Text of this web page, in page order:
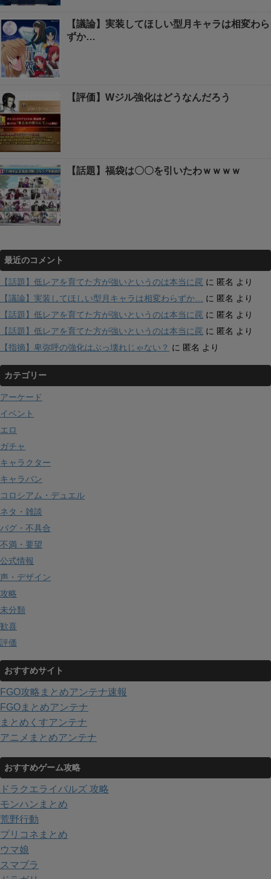
【議論】実装してほしい型月キャラは相変わら
ずか…
【評価】Wジル強化はどうなんだろう
【話題】福袋は〇〇を引いたわｗｗｗｗ
最近のコメント
【話題】低レアを育てた方が強いというのは本当に罠 に 匿名 より
【議論】実装してほしい型月キャラは相変わらずか…
に 匿名 より
【話題】低レアを育てた方が強いというのは本当に罠 に 匿名 より
【話題】低レアを育てた方が強いというのは本当に罠 に 匿名 より
【指摘】卑弥呼の強化はぶっ壊れじゃない？ に 匿名 より
カテゴリー
アーケード
イベント
エロ
ガチャ
キャラクター
キャラバン
コロシアム・デュエル
ネタ・雑談
バグ・不具合
不満・要望
公式情報
声・デザイン
攻略
未分類
歓喜
評価
おすすめサイト
FGO攻略まとめアンテナ速報
FGOまとめアンテナ
まとめくすアンテナ
アニメまとめアンテナ
おすすめゲーム攻略
ドラクエライバルズ 攻略
モンハンまとめ
荒野行動
プリコネまとめ
ウマ娘
スマブラ